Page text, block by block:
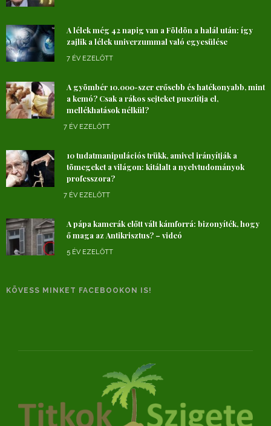
A lélek még 42 napig van a Földön a halál után: így
zajlik a lélek univerzummal való egyesülése
7 ÉV EZELŐTT
A gyömbér 10.000-szer erősebb és hatékonyabb, mint
a kemó? Csak a rákos sejteket pusztítja el,
mellékhatások nélkül?
7 ÉV EZELŐTT
10 tudatmanipulációs trükk, amivel irányítják a
tömegeket a világon: kitálalt a nyelvtudományok
professzora?
7 ÉV EZELŐTT
A pápa kamerák előtt vált kámforrá: bizonyíték, hogy
ő maga az Antikrisztus? – videó
5 ÉV EZELŐTT
KÖVESS MINKET FACEBOOKON IS!